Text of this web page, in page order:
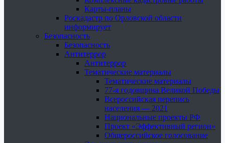
Карты-планы
Роскадастр по Орловской области
информирует
Безопасность
Безопасность
Антитеррор
Антитеррор
Тематические материалы
Тематические материалы
77-я годовщина Великой Победы
Всероссийская перепись
населения — 2021
Национальные проекты РФ
Проект «Эффективный регион»
Общероссийское голосование